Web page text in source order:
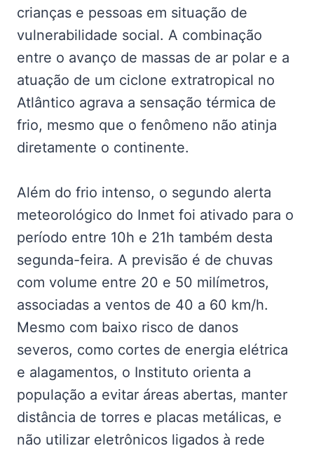
crianças e pessoas em situação de
vulnerabilidade social. A combinação
entre o avanço de massas de ar polar e a
atuação de um ciclone extratropical no
Atlântico agrava a sensação térmica de
frio, mesmo que o fenômeno não atinja
diretamente o continente.
Além do frio intenso, o segundo alerta
meteorológico do Inmet foi ativado para o
período entre 10h e 21h também desta
segunda-feira. A previsão é de chuvas
com volume entre 20 e 50 milímetros,
associadas a ventos de 40 a 60 km/h.
Mesmo com baixo risco de danos
severos, como cortes de energia elétrica
e alagamentos, o Instituto orienta a
população a evitar áreas abertas, manter
distância de torres e placas metálicas, e
não utilizar eletrônicos ligados à rede